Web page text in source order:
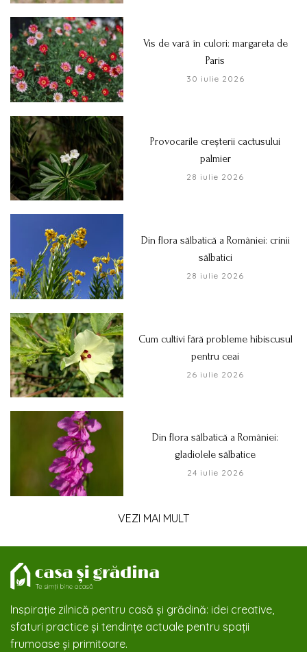
Vis de vară în culori: margareta de
Paris
30 iulie 2026
Provocarile creșterii cactusului
palmier
28 iulie 2026
Din flora sălbatică a României: crinii
sălbatici
28 iulie 2026
Cum cultivi fără probleme hibiscusul
pentru ceai
26 iulie 2026
Din flora sălbatică a României:
gladiolele sălbatice
24 iulie 2026
VEZI MAI MULT
Inspirație zilnică pentru casă și grădină: idei creative,
sfaturi practice și tendințe actuale pentru spații
frumoase și primitoare.